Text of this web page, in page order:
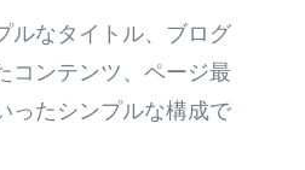
ルなタイトル、ブログ
コンテンツ、ページ最
ったシンプルな構成で